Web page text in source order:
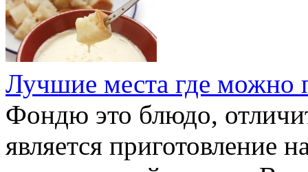
Лучшие места где можно
Фондю это блюдо,
является приготовление